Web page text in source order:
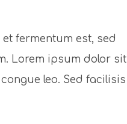
fermentum est, sed
Lorem ipsum dolor sit
leo. Sed facilisis